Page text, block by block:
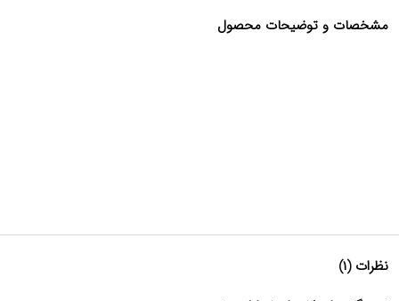
مشخصات و توضیحات محصول
نظرات (۱)